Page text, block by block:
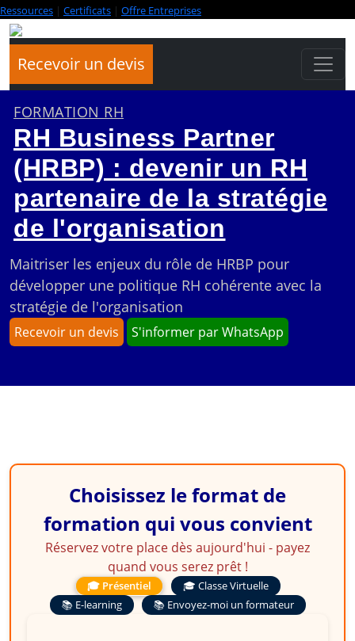
Ressources | Certificats | Offre Entreprises
Recevoir un devis
FORMATION RH
RH Business Partner
(HRBP) : devenir un RH
partenaire de la stratégie
de l'organisation
Maitriser les enjeux du rôle de HRBP pour
développer une politique RH cohérente avec la
stratégie de l'organisation
Recevoir un devis S'informer par WhatsApp
Choisissez le format de
formation qui vous convient
Réservez votre place dès aujourd'hui - payez
quand vous serez prêt !
🎓 Présentiel
🎓 Classe Virtuelle
📚 E-learning
📚 Envoyez-moi un formateur